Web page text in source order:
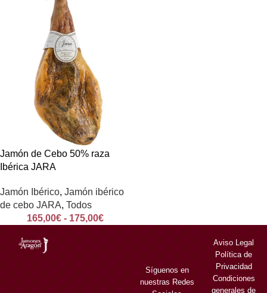
Jamón de Cebo 50% raza
Ibérica JARA
Jamón Ibérico, Jamón ibérico
de cebo JARA, Todos
165,00€ - 175,00€
Síguenos en
nuestras Redes
Aviso Legal
Política de
Privacidad
Condiciones
generales de